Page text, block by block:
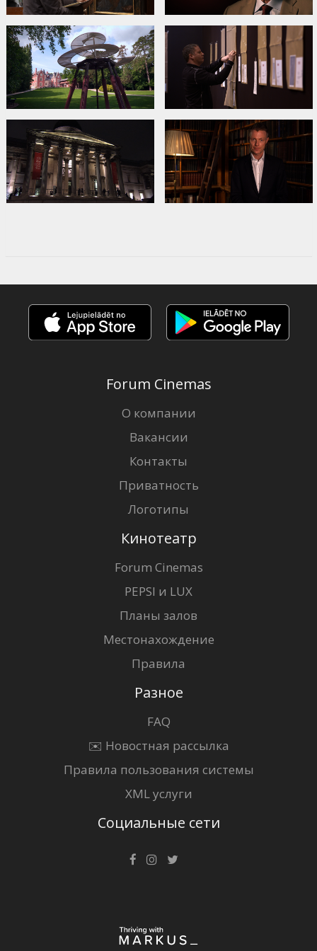
Дистрибьютор: Seventh Art Productions
Сайты: Facebook
Forum Cinemas
О компании
Вакансии
Контакты
Приватность
Логотипы
Кинотеатр
Forum Cinemas
PEPSI и LUX
Планы залов
Местонахождение
Правила
Разное
FAQ
✉️ Новостная рассылка
Правила пользования системы
XML услуги
Социальные сети